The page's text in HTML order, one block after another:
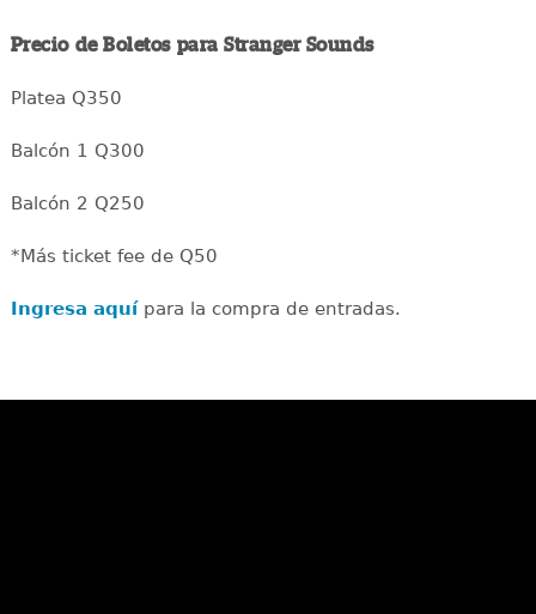
Precio de Boletos para Stranger Sounds
Platea Q350
Balcón 1 Q300
Balcón 2 Q250
*Más ticket fee de Q50
Ingresa aquí para la compra de entradas.